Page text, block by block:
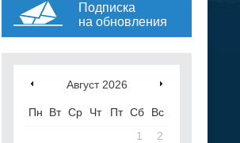
Подписка
на обновления
Август 2026
Пн Вт Ср Чт Пт Сб
Вс
1
2